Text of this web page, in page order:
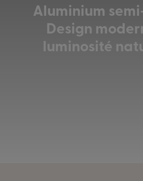
Aluminium
Design
luminosité